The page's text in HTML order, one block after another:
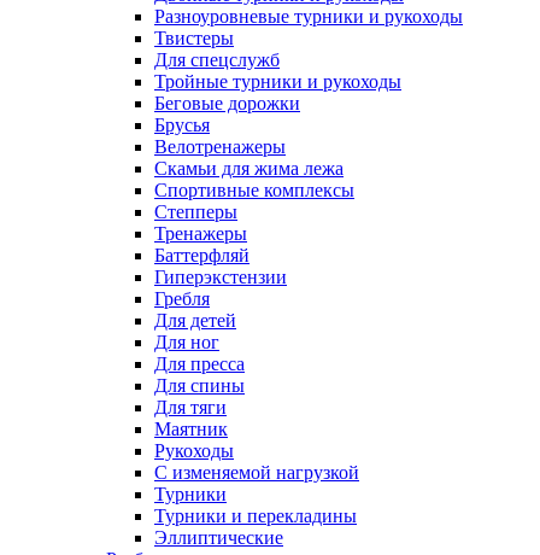
Разноуровневые турники и рукоходы
Твистеры
Для спецслужб
Тройные турники и рукоходы
Беговые дорожки
Брусья
Велотренажеры
Скамьи для жима лежа
Спортивные комплексы
Степперы
Тренажеры
Баттерфляй
Гиперэкстензии
Гребля
Для детей
Для ног
Для пресса
Для спины
Для тяги
Маятник
Рукоходы
С изменяемой нагрузкой
Турники
Турники и перекладины
Эллиптические